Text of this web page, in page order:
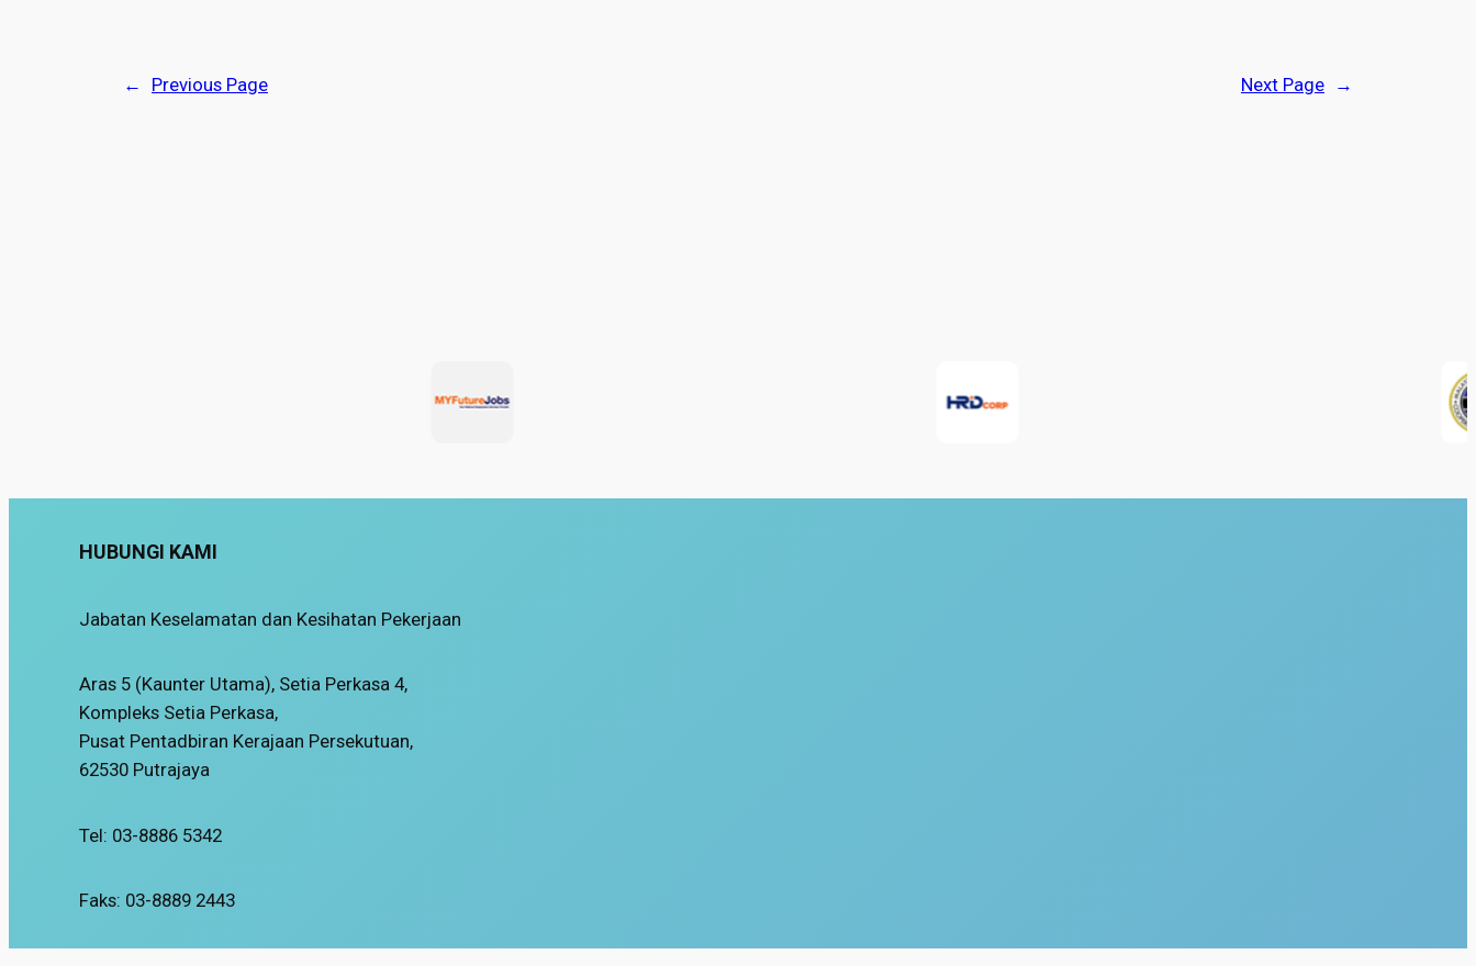
← Previous Page Next Page →
HUBUNGI KAMI
Jabatan Keselamatan dan Kesihatan Pekerjaan
Aras 5 (Kaunter Utama), Setia Perkasa 4,
Kompleks Setia Perkasa,
Pusat Pentadbiran Kerajaan Persekutuan,
62530 Putrajaya
Tel: 03-8886 5342
Faks: 03-8889 2443